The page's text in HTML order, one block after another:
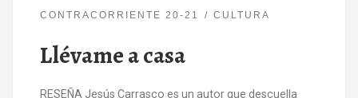
CONTRACORRIENTE 20-21 CULTURA
Llévame a casa
RESEÑA Jesús Carrasco es un autor que descuella